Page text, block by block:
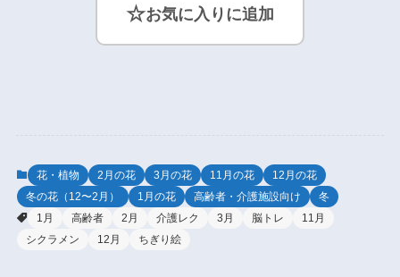
☆お気に入りに追加
花・植物 2月の花 3月の花 11月の花
12月の花
冬の花（12〜2月）
1月の花 高齢者・介護施設向け
冬
1月
高齢者 2月 介護レク 3月 脳トレ
11月
シクラメン
12月 ちぎり絵